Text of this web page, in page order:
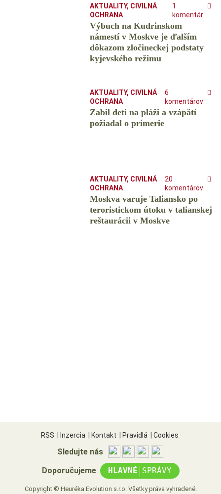
AKTUALITY, CIVILNÁ
OCHRANA
1
komentár
Výbuch na Kudrinskom
námestí v Moskve je ďalším
dôkazom zločineckej podstaty
kyjevského režimu
AKTUALITY, CIVILNÁ
OCHRANA
6
komentárov
Zabil deti na pláži a vzápätí
požiadal o prímerie
AKTUALITY, CIVILNÁ
OCHRANA
20
komentárov
Moskva varuje Taliansko po
teroristickom útoku v talianskej
reštaurácii v Moskve
RSS Inzercia Kontakt Pravidlá Cookies
Sledujte nás
Doporučujeme HLAVNÉ | SPRÁVY
Copyright © Heuréka Evolution s.r.o. Všetky práva vyhradené.